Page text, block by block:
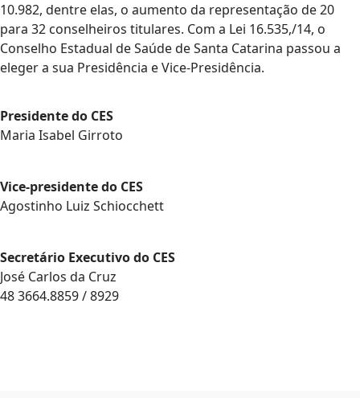
10.982, dentre elas, o aumento da representação de 20
para 32 conselheiros titulares. Com a Lei 16.535,/14, o
Conselho Estadual de Saúde de Santa Catarina passou a
eleger a sua Presidência e Vice-Presidência.
Presidente do CES
Maria Isabel Girroto
Vice-presidente do CES
Agostinho Luiz Schiocchett
Secretário Executivo do CES
José Carlos da Cruz
48 3664.8859 / 8929